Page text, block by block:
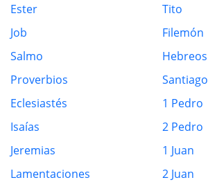
Ester
Job
Salmo
Proverbios
Eclesiastés
Isaías
Jeremias
Lamentaciones
Tito
Filemón
Hebreos
Santiago
1 Pedro
2 Pedro
1 Juan
2 Juan